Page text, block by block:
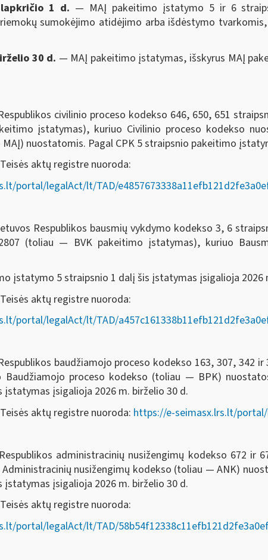
1 d. — MAĮ pakeitimo įstatymo 5 ir 6
sumokėjimo atidėjimo arba išdėstymo
30 d. — MAĮ pakeitimo įstatymas, išskyrus MAĮ
civilinio proceso kodekso 646, 650, 651
įstatymas), kuriuo Civilinio proceso kodekso
nuostatomis. Pagal CPK 5 straipsnio pakeitimo
aktų registre nuoroda:
portal/legalAct/lt/TAD/
bausmių vykdymo kodekso 3, 6 straipsnių,
(toliau — BVK pakeitimo įstatymas), kuriuo
įstatymo 5 straipsnio 1 dalį šis įstatymas įsigalioja 2026
aktų registre nuoroda:
portal/legalAct/lt/TAD/
baudžiamojo proceso kodekso 163, 307,
Baudžiamojo proceso kodekso (toliau — BPK)
įstatymas įsigalioja 2026 m. birželio 30 d.
aktų registre nuoroda: https://e-seimasx.lrs.lt/
administracinių nusižengimų kodekso 672
nusižengimų kodekso (toliau — ANK)
įstatymas įsigalioja 2026 m. birželio 30 d.
aktų registre nuoroda:
portal/legalAct/lt/TAD/